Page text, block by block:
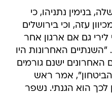
בנימין נתניהו, כי
עזה, וכי בירושלים
גם אם ארגון אחר
האחרונות היו
האחרונים ישנם גורמים
אמר ראש
הוא הגנתי. נשפר